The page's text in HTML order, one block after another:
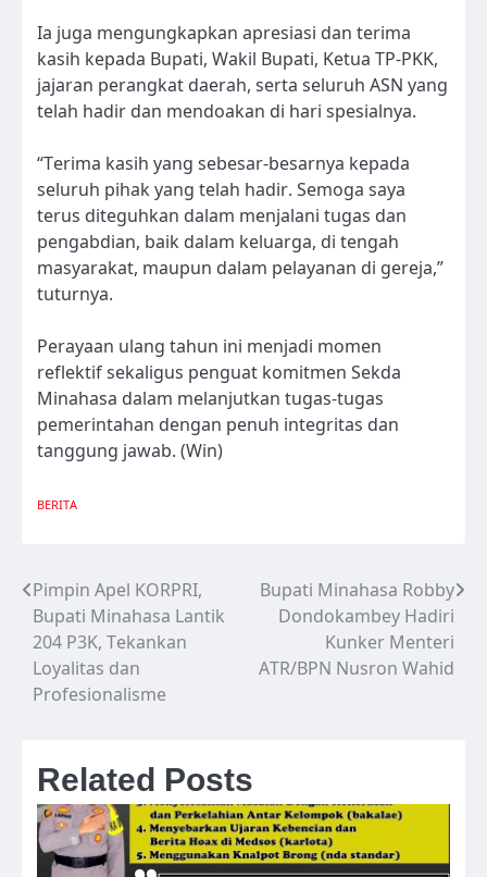
Ia juga mengungkapkan apresiasi dan terima
kasih kepada Bupati, Wakil Bupati, Ketua TP-PKK,
jajaran perangkat daerah, serta seluruh ASN yang
telah hadir dan mendoakan di hari spesialnya.
“Terima kasih yang sebesar-besarnya kepada
seluruh pihak yang telah hadir. Semoga saya
terus diteguhkan dalam menjalani tugas dan
pengabdian, baik dalam keluarga, di tengah
masyarakat, maupun dalam pelayanan di gereja,”
tuturnya.
Perayaan ulang tahun ini menjadi momen
reflektif sekaligus penguat komitmen Sekda
Minahasa dalam melanjutkan tugas-tugas
pemerintahan dengan penuh integritas dan
tanggung jawab. (Win)
BERITA
Navigasi
pos
Pimpin Apel KORPRI,
Bupati Minahasa Lantik
204 P3K, Tekankan
Loyalitas dan
Profesionalisme
Bupati Minahasa Robby
Dondokambey Hadiri
Kunker Menteri
ATR/BPN Nusron Wahid
Related Posts